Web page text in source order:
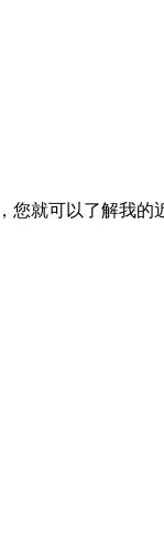
您就可以了解我